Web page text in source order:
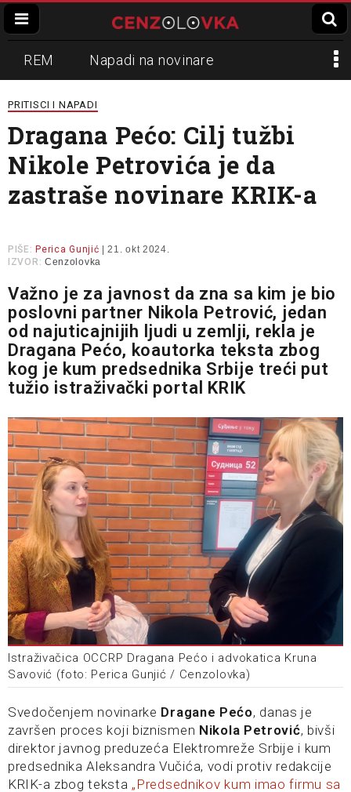
REM Napadi na novinare
Zvučni top
Propaganda Lokalni mediji
Informer Slavko Ćuruvija
PRITISCI I NAPADI
Dragana Pećo: Cilj tužbi
Nikole Petrovića je da
zastraše novinare KRIK-a
PIŠE: Perica Gunjić | 21. okt 2024.
IZVOR: Cenzolovka
Važno je za javnost da zna sa kim je bio
poslovni partner Nikola Petrović, jedan
od najuticajnijih ljudi u zemlji, rekla je
Dragana Pećo, koautorka teksta zbog
kog je kum predsednika Srbije treći put
tužio istraživački portal KRIK
Istraživačica OCCRP Dragana Pećo i advokatica Kruna
Savović (foto: Perica Gunjić / Cenzolovka)
Svedočenjem novinarke Dragane Pećo, danas je
završen proces koji biznismen Nikola Petrović, bivši
direktor javnog preduzeća Elektromreže Srbije i kum
predsednika Aleksandra Vučića, vodi protiv redakcije
KRIK-a zbog teksta „Predsednikov kum imao firmu sa